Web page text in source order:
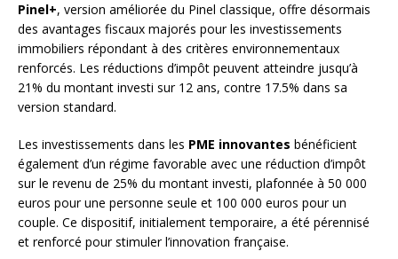
Pinel+, version améliorée du Pinel classique, offre désormais
des avantages fiscaux majorés pour les investissements
immobiliers répondant à des critères environnementaux
renforcés. Les réductions d’impôt peuvent atteindre jusqu’à
21% du montant investi sur 12 ans, contre 17.5% dans sa
version standard.
Les investissements dans les PME innovantes bénéficient
également d’un régime favorable avec une réduction d’impôt
sur le revenu de 25% du montant investi, plafonnée à 50 000
euros pour une personne seule et 100 000 euros pour un
couple. Ce dispositif, initialement temporaire, a été pérennisé
et renforcé pour stimuler l’innovation française.